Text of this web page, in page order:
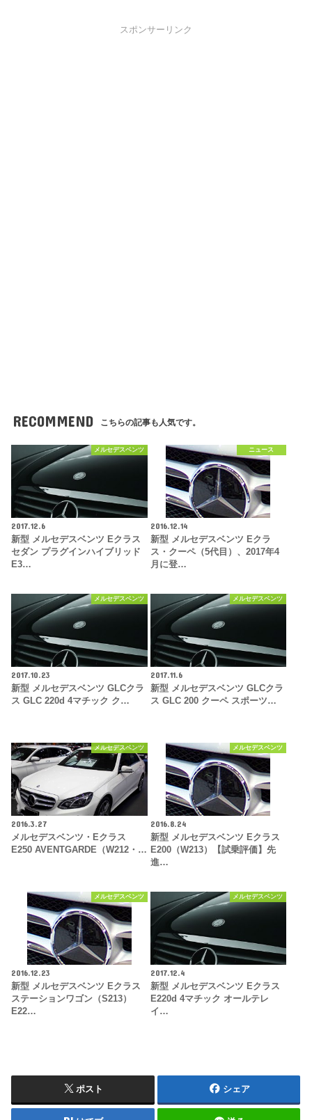
スポンサーリンク
RECOMMEND こちらの記事も人気です。
メルセデスベンツ
2017.12.6
新型 メルセデスベンツ Eクラス
セダン プラグインハイブリッド
E3…
ニュース
2016.12.14
新型 メルセデスベンツ Eクラ
ス・クーペ（5代目）、2017年4
月に登…
メルセデスベンツ
2017.10.23
新型 メルセデスベンツ GLCクラ
ス GLC 220d 4マチック ク…
メルセデスベンツ
2017.11.6
新型 メルセデスベンツ GLCクラ
ス GLC 200 クーペ スポーツ…
メルセデスベンツ
2016.3.27
メルセデスベンツ・Eクラス
E250 AVENTGARDE（W212・…
メルセデスベンツ
2016.8.24
新型 メルセデスベンツ Eクラス
E200（W213）【試乗評価】先
進…
メルセデスベンツ
2016.12.23
新型 メルセデスベンツ Eクラス
ステーションワゴン（S213）
E22…
メルセデスベンツ
2017.12.4
新型 メルセデスベンツ Eクラス
E220d 4マチック オールテレ
イ…
ポスト シェア